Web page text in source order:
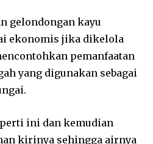
gelondongan kayu
ekonomis jika dikelola
pemanfaatan
yang digunakan sebagai
ini dan kemudian
kirinya sehingga airnya